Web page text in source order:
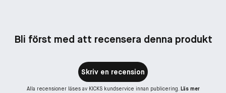
Bli först med att recensera denna produkt
Skriv en recension
Alla recensioner läses av KICKS kundservice innan publicering. Läs mer